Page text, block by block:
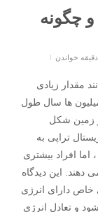
چگونه
مقدار زیادی
ها سال طول
زمین شکل
تراپی به
افراد بیشتری
دهند. این دیدگاه
خاص دارای انرژی
و تعادل انرژی